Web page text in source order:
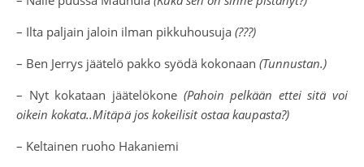
– Ilta paljain jaloin ilman pikkuhousuja (???)
– Ben Jerrys jäätelö pakko syödä kokonaan (Tunnustan.)
– Nyt kokataan jäätelökone (Pahoin pelkään ettei sitä voi
oikein kokata..Mitäpä jos kokeilisit ostaa kaupasta?)
– Keltainen ruoho Hakaniemi